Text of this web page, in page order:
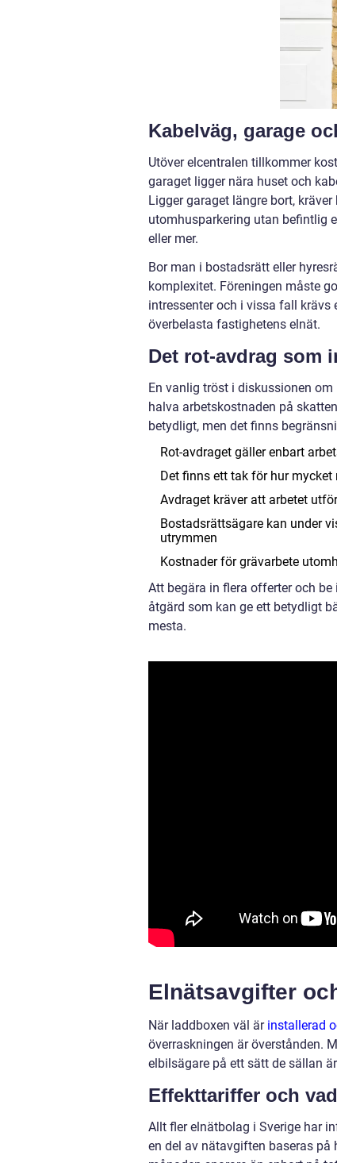
Kabelväg, garage
Utöver elcentralen tillkommer
garaget ligger nära huset och
Ligger garaget längre bort,
utomhusparkering utan befintlig
eller mer.
Bor man i bostadsrätt eller
komplexitet. Föreningen måste
intressenter och i vissa fall
överbelasta fastighetens elnät.
Det rot-avdrag som
En vanlig tröst i diskussionen
halva arbetskostnaden på
betydligt, men det finns
Rot-avdraget gäller enbart
Det finns ett tak för hur
Avdraget kräver att arbetet
Bostadsrättsägare kan under
utrymmen
Kostnader för grävarbete
Att begära in flera offerter och
åtgärd som kan ge ett betydligt
mesta.
Elnätsavgifter
När laddboxen väl är installerad
överraskningen är överstånden.
elbilsägare på ett sätt de sällan
Effekttariffer och
Allt fler elnätbolag i Sverige har
en del av nätavgiften baseras